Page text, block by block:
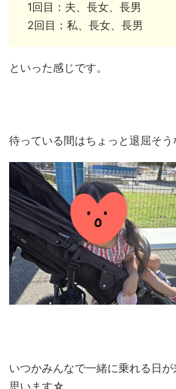
1回目：夫、長女、長男
2回目：私、長女、長男
といった感じです。
待っている間はちょっと退屈そう
いつかみんなで一緒に乗れる日が
思います☆